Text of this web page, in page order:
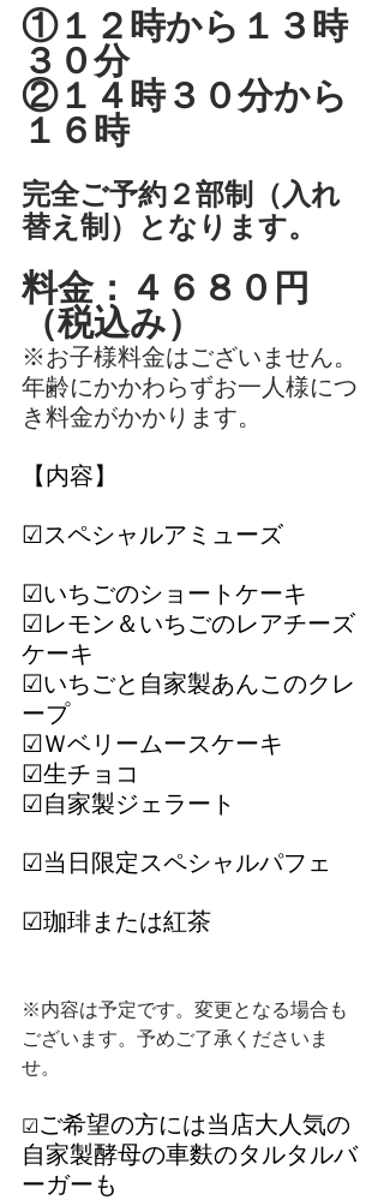
①１２時から１３時
３０分
②１４時３０分から
１６時
完全ご予約２部制（入れ
替え制）となります。
料金：４６８０円
（税込み）
※お子様料金はございません。
年齢にかかわらずお一人様につ
き料金がかかります。
【内容】
☑スペシャルアミューズ
☑いちごのショートケーキ
☑レモン＆いちごのレアチーズ
ケーキ
☑いちごと自家製あんこのクレ
ープ
☑Ｗベリームースケーキ
☑生チョコ
☑自家製ジェラート
☑当日限定スペシャルパフェ
☑珈琲または紅茶
※内容は予定です。変更となる場合も
ございます。予めご了承くださいま
せ。
☑ご希望の方には当店大人気の
自家製酵母の車麩のタルタルバ
ーガーも